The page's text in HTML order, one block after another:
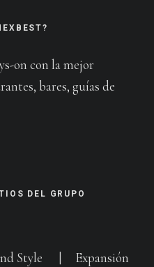
on con la mejor
bares, guías de
DEL GRUPO
Style
Expansión